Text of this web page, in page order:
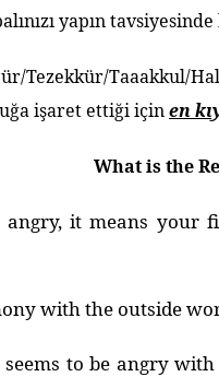
yapın
Tezekkür/
işaret ettiği içinen
What is the
it means your
with the outside
to be angry